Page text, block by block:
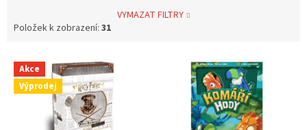
VYMAZAT FILTRY
Položek k zobrazení: 31
V
p
Akce
Výprodej